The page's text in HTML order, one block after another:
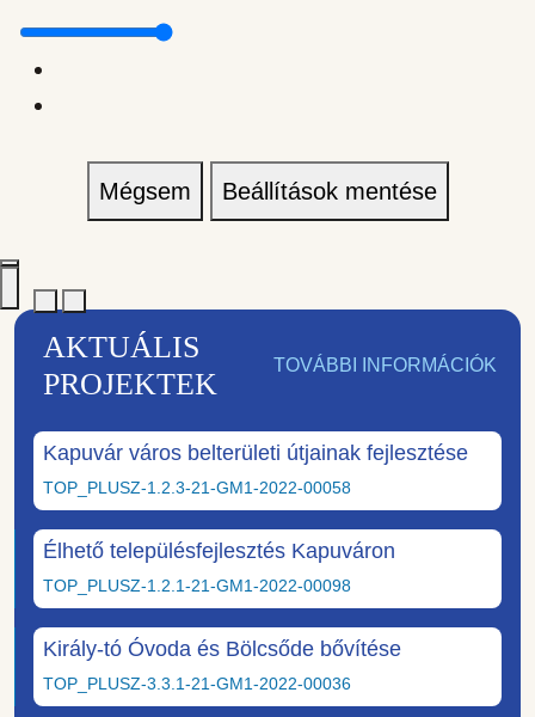
Mégsem Beállítások mentése
AKTUÁLIS
PROJEKTEK
TOVÁBBI INFORMÁCIÓK
Kapuvár város belterületi útjainak fejlesztése
TOP_PLUSZ-1.2.3-21-GM1-2022-00058
Élhető településfejlesztés Kapuváron
TOP_PLUSZ-1.2.1-21-GM1-2022-00098
Király-tó Óvoda és Bölcsőde bővítése
TOP_PLUSZ-3.3.1-21-GM1-2022-00036